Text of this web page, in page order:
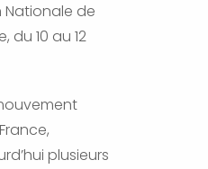
de
du 10 au 12
plusieurs